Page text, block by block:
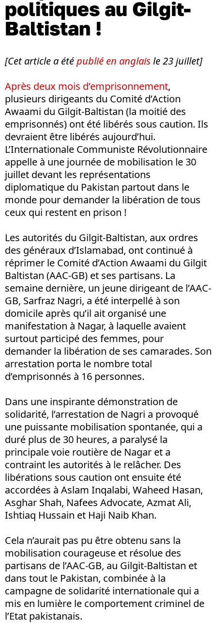
politiques au Gilgit-
Baltistan !
[Cet article a étépublié en anglais le 23 juillet]
Après deux mois d’emprisonnement,
plusieurs dirigeants du Comité d’Action
Awaami du Gilgit-Baltistan (la moitié des
emprisonnés) ont été libérés sous caution. Ils
devraient être libérés aujourd’hui.
L’Internationale Communiste Révolutionnaire
appelle à une journée de mobilisation le 30
juillet devant les représentations
diplomatique du Pakistan partout dans le
monde pour demander la libération de tous
ceux qui restent en prison !
Les autorités du Gilgit-Baltistan, aux ordres
des généraux d’Islamabad, ont continué à
réprimer le Comité d’Action Awaami du Gilgit
Baltistan (AAC-GB) et ses partisans. La
semaine dernière, un jeune dirigeant de l’AAC-
GB, Sarfraz Nagri, a été interpellé à son
domicile après qu’il ait organisé une
manifestation à Nagar, à laquelle avaient
surtout participé des femmes, pour
demander la libération de ses camarades. Son
arrestation porta le nombre total
d’emprisonnés à 16 personnes.
Dans une inspirante démonstration de
solidarité, l’arrestation de Nagri a provoqué
une puissante mobilisation spontanée, qui a
duré plus de 30 heures, a paralysé la
principale voie routière de Nagar et a
contraint les autorités à le relâcher. Des
libérations sous caution ont ensuite été
accordées à Aslam Inqalabi, Waheed Hasan,
Asghar Shah, Nafees Advocate, Azmat Ali,
Ishtiaq Hussain et Haji Naib Khan.
Cela n’aurait pas pu être obtenu sans la
mobilisation courageuse et résolue des
partisans de l’AAC-GB, au Gilgit-Baltistan et
dans tout le Pakistan, combinée à la
campagne de solidarité internationale qui a
mis en lumière le comportement criminel de
l’Etat pakistanais.